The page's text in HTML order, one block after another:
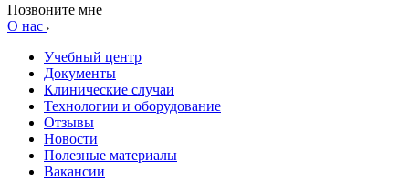
Позвоните мне
О нас
Учебный центр
Документы
Клинические случаи
Технологии и оборудование
Отзывы
Новости
Полезные материалы
Вакансии